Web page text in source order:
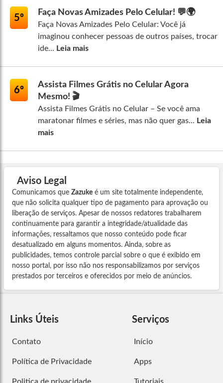
5º
Faça Novas Amizades Pelo Celular! 💬🌍
Faça Novas Amizades Pelo Celular: Você já
imaginou conhecer pessoas de outros países, trocar
ide... Leia mais
6º
Assista Filmes Grátis no Celular Agora
Mesmo! 🎬
Assista Filmes Grátis no Celular – Se você ama
maratonar filmes e séries, mas não quer gas... Leia
mais
Aviso Legal
Comunicamos que Zazuke é um site totalmente independente,
que não solicita qualquer tipo de pagamento para aprovação ou
liberação de serviços. Apesar de nossos redatores trabalharem
continuamente para garantir a integridade/atualidade das
informações, ressaltamos que nosso conteúdo pode ficar
desatualizado em alguns momentos. Ainda, sobre as
publicidades, temos controle parcial sobre o que é exibido em
nosso portal, por isso não nos responsabilizamos por serviços
prestados por terceiros e oferecidos por meio de anúncios.
Links Úteis
Contato
Política de Privacidade
Serviços
Início
Apps